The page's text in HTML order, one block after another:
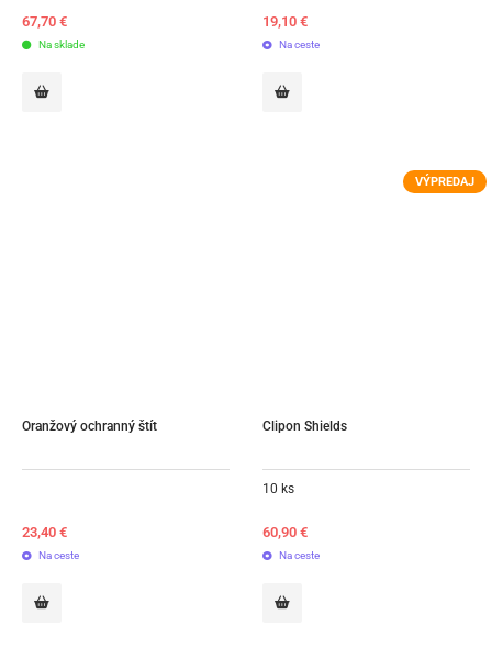
67,70 €
Na sklade
19,10 €
Na ceste
Oranžový ochranný štít
23,40 €
Na ceste
VÝPREDAJ
Clipon Shields
10 ks
60,90 €
Na ceste